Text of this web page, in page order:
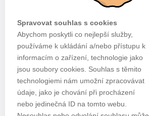
Spravovat souhlas s cookies
Abychom poskytli co nejlepší služby,
používáme k ukládání a/nebo přístupu k
informacím o zařízení, technologie jako
jsou soubory cookies. Souhlas s těmito
technologiemi nám umožní zpracovávat
údaje, jako je chování při procházení
nebo jedinečná ID na tomto webu.